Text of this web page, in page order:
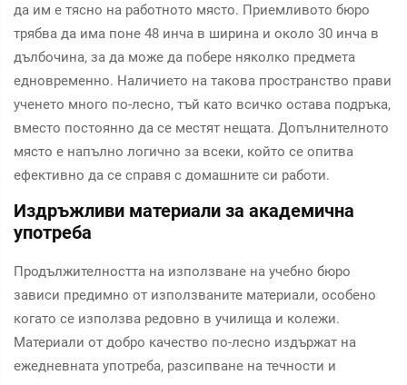
да им е тясно на работното място. Приемливото бюро
трябва да има поне 48 инча в ширина и около 30 инча в
дълбочина, за да може да побере няколко предмета
едновременно. Наличието на такова пространство прави
ученето много по-лесно, тъй като всичко остава подръка,
вместо постоянно да се местят нещата. Допълнителното
място е напълно логично за всеки, който се опитва
ефективно да се справя с домашните си работи.
Издръжливи материали за академична
употреба
Продължителността на използване на учебно бюро
зависи предимно от използваните материали, особено
когато се използва редовно в училища и колежи.
Материали от добро качество по-лесно издържат на
ежедневната употреба, разсипване на течности и